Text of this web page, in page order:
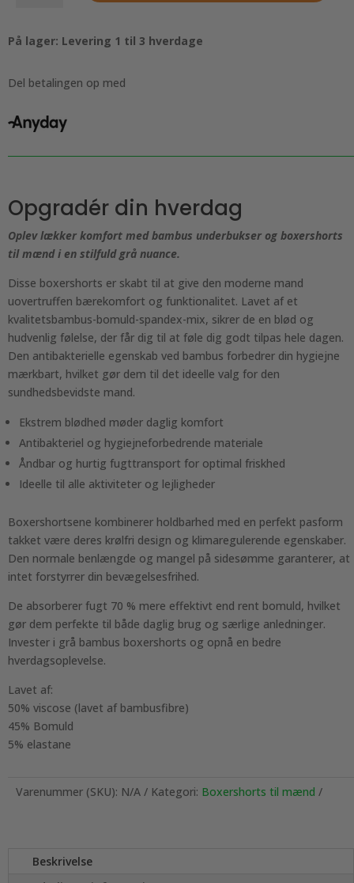
-
antal
På lager: Levering 1 til 3 hverdage
Del betalingen op med
Opgradér din hverdag
Oplev lækker komfort med bambus underbukser og boxershorts
til mænd i en stilfuld grå nuance.
Disse boxershorts er skabt til at give den moderne mand
uovertruffen bærekomfort og funktionalitet. Lavet af et
kvalitetsbambus-bomuld-spandex-mix, sikrer de en blød og
hudvenlig følelse, der får dig til at føle dig godt tilpas hele dagen.
Den antibakterielle egenskab ved bambus forbedrer din hygiejne
mærkbart, hvilket gør dem til det ideelle valg for den
sundhedsbevidste mand.
Ekstrem blødhed møder daglig komfort
Antibakteriel og hygiejneforbedrende materiale
Åndbar og hurtig fugttransport for optimal friskhed
Ideelle til alle aktiviteter og lejligheder
Boxershortsene kombinerer holdbarhed med en perfekt pasform
takket være deres krølfri design og klimaregulerende egenskaber.
Den normale benlængde og mangel på sidesømme garanterer, at
intet forstyrrer din bevægelsesfrihed.
De absorberer fugt 70 % mere effektivt end rent bomuld, hvilket
gør dem perfekte til både daglig brug og særlige anledninger.
Invester i grå bambus boxershorts og opnå en bedre
hverdagsoplevelse.
Lavet af:
50% viscose (lavet af bambusfibre)
45% Bomuld
5% elastane
Varenummer (SKU): N/A Kategori: Boxershorts til mænd
Beskrivelse